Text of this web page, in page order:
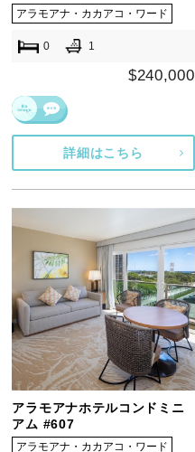
アラモアナ・カカアコ・ワード
0 1
$240,000
詳細はこちら
アラモアナホテルコンドミニ
アム #607
アラモアナ・カカアコ・ワード